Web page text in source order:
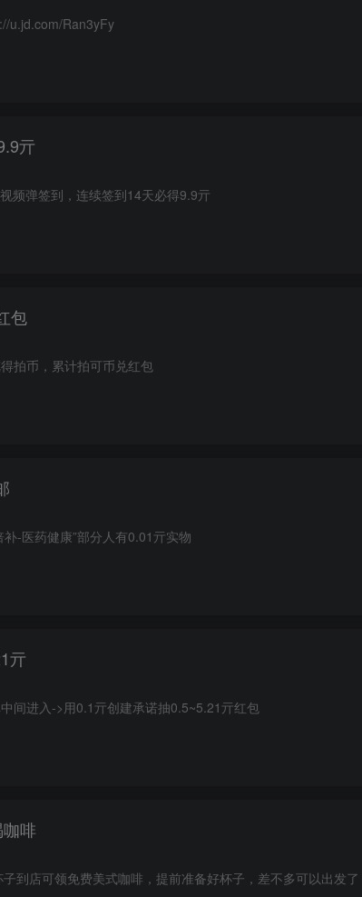
u.jd.com/Ran3yFy
亓
频弹签到，连续签到14天必得9.9亓
包
拍币，累计拍可币兑红包
补-医药健康”部分人有0.01亓实物
亓
间进入->用0.1亓创建承诺抽0.5~5.21亓红包
啡